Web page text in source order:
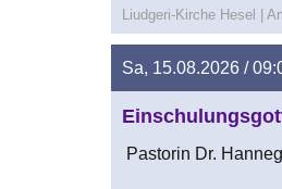
Liudgeri-Kirche Hesel |
Sa, 15.08.2026 /
Pastorin Dr.